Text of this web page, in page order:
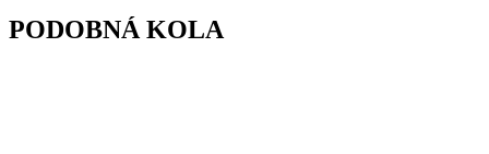
PODOBNÁ KOLA